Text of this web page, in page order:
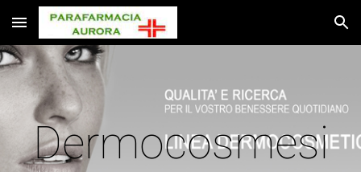
Skip to main content Skip to navigation
Dermocosmesi